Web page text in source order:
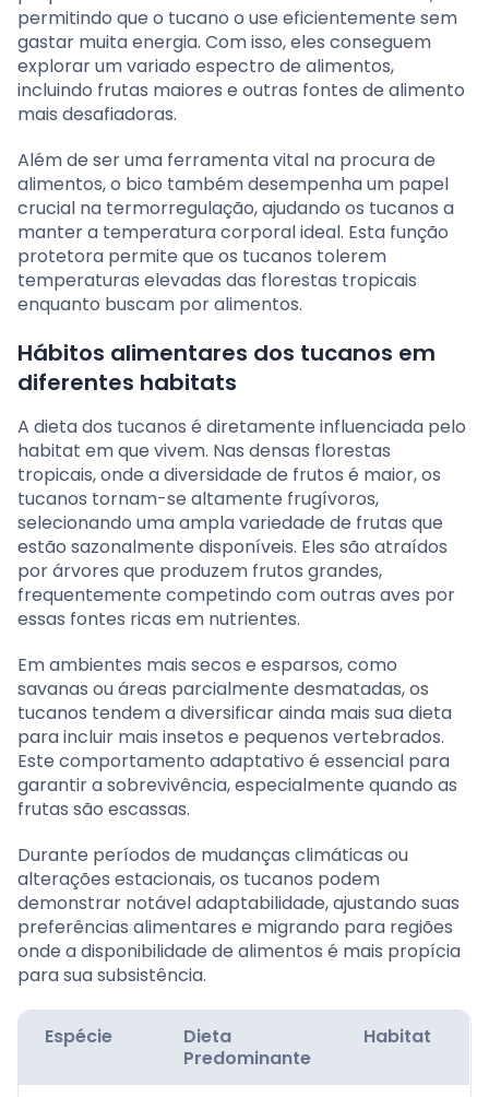
permitindo que o tucano o use eficientemente sem
gastar muita energia. Com isso, eles conseguem
explorar um variado espectro de alimentos,
incluindo frutas maiores e outras fontes de alimento
mais desafiadoras.
Além de ser uma ferramenta vital na procura de
alimentos, o bico também desempenha um papel
crucial na termorregulação, ajudando os tucanos a
manter a temperatura corporal ideal. Esta função
protetora permite que os tucanos tolerem
temperaturas elevadas das florestas tropicais
enquanto buscam por alimentos.
Hábitos alimentares dos tucanos em
diferentes habitats
A dieta dos tucanos é diretamente influenciada pelo
habitat em que vivem. Nas densas florestas
tropicais, onde a diversidade de frutos é maior, os
tucanos tornam-se altamente frugívoros,
selecionando uma ampla variedade de frutas que
estão sazonalmente disponíveis. Eles são atraídos
por árvores que produzem frutos grandes,
frequentemente competindo com outras aves por
essas fontes ricas em nutrientes.
Em ambientes mais secos e esparsos, como
savanas ou áreas parcialmente desmatadas, os
tucanos tendem a diversificar ainda mais sua dieta
para incluir mais insetos e pequenos vertebrados.
Este comportamento adaptativo é essencial para
garantir a sobrevivência, especialmente quando as
frutas são escassas.
Durante períodos de mudanças climáticas ou
alterações estacionais, os tucanos podem
demonstrar notável adaptabilidade, ajustando suas
preferências alimentares e migrando para regiões
onde a disponibilidade de alimentos é mais propícia
para sua subsistência.
Espécie
Dieta
Predominante
Habitat